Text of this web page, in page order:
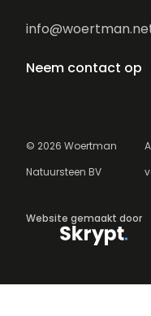
Neem contact op
© 2026 Woertman
Natuursteen BV
Website gemaakt door